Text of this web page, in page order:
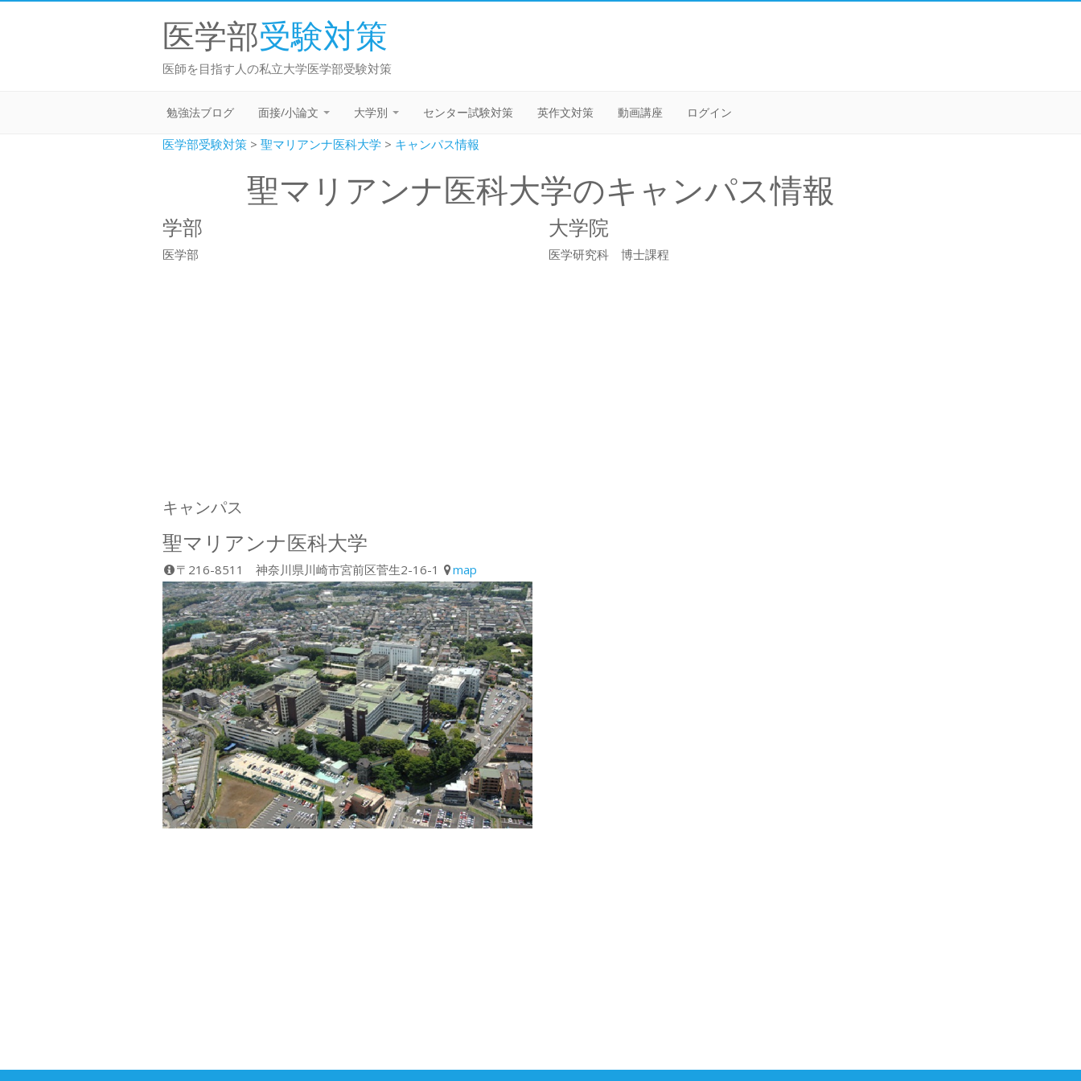
医学部受験対策
医師を目指す人の私立大学医学部受験対策
勉強法ブログ 面接/小論文 大学別 センター試験対策 英作文対策 動画講座 ログイン
医学部受験対策 > 聖マリアンナ医科大学 > キャンパス情報
聖マリアンナ医科大学のキャンパス情報
学部
医学部
大学院
医学研究科 博士課程
キャンパス
聖マリアンナ医科大学
〒216-8511 神奈川県川崎市宮前区菅生2-16-1 map